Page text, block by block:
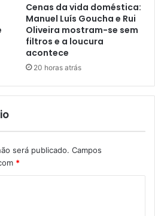
Cenas da vida doméstica:
Manuel Luís Goucha e Rui
Oliveira mostram-se sem
filtros e a loucura
acontece
20 horas atrás
será publicado. Campos
*